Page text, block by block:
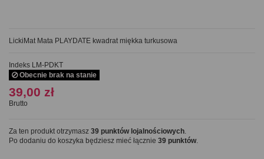
LickiMat Mata PLAYDATE kwadrat miękka turkusowa
Indeks LM-PDKT
Obecnie brak na stanie
39,00 zł
Brutto
Za ten produkt otrzymasz 39 punktów lojalnościowych
Po dodaniu do koszyka będziesz mieć łącznie 39 punktów.